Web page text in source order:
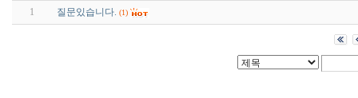
1 질문있습니다. (1)